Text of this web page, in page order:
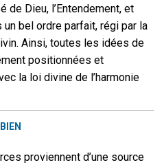
de Dieu, l’Entendement, et
bel ordre parfait, régi par la
Ainsi, toutes les idées de
positionnées et
la loi divine de l’harmonie
proviennent d’une source